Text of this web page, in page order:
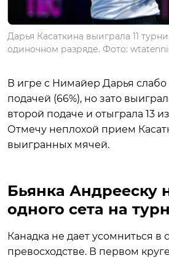
Дарья Касаткина выиграла 11
одиночном разряде. Фото:
В игре с Нимайер Дарья
подачей (66%), но зато
второй подаче и отыграла 13
Отмечу неплохой прием
выигранных мячей.
Бьянка Андрееску
одного сета на
Канадка не дает усомниться в
превосходстве. В первом